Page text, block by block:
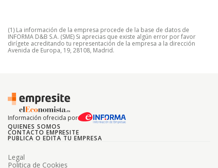
(1) La información de la empresa procede de la base de datos de
INFORMA D&B S.A. (SME) Si aprecias que existe algún error por favor
dirígete acreditando tu representación de la empresa a la dirección
Avenida de Europa, 19, 28108, Madrid.
Información ofrecida por
QUIENES SOMOS
CONTACTO EMPRESITE
PUBLICA O EDITA TU EMPRESA
Legal
Politica de Cookies